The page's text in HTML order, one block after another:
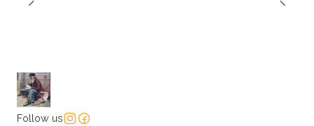
Follow us